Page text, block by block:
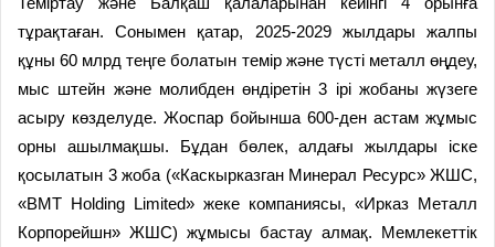
тұрақтаған. Сонымен қатар, 2025-2029 жылдары жалпы
құны 60 млрд теңге болатын темір және түсті металл өңдеу,
мыс штейн және молибден өндіретін 3 ірі жобаны жүзеге
асыру көзделуде. Жоспар бойынша 600-ден астам жұмыс
орны ашылмақшы. Бұдан бөлек, алдағы жылдары іске
қосылатын 3 жоба («Каскырказган Минерал Ресурс» ЖШС,
«BMT Holding Limited» жеке компаниясы, «Ирказ Металл
Корпорейшн» ЖШС) жұмысы бастау алмақ. Мемлекеттік